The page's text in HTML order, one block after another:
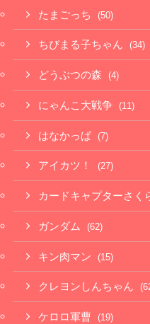
たまごっち (50)
ちびまる子ちゃん (34)
どうぶつの森 (4)
にゃんこ大戦争 (11)
はなかっぱ (7)
アイカツ！ (27)
カードキャプターさく
ガンダム (62)
キン肉マン (15)
クレヨンしんちゃん
ケロロ軍曹 (19)